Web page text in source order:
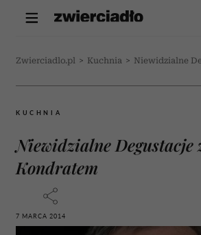
Zwierciadlo.pl > Kuchnia > Niewidzialne
KUCHNIA
Niewidzialne Degustacje
Kondratem
7 MARCA 2014